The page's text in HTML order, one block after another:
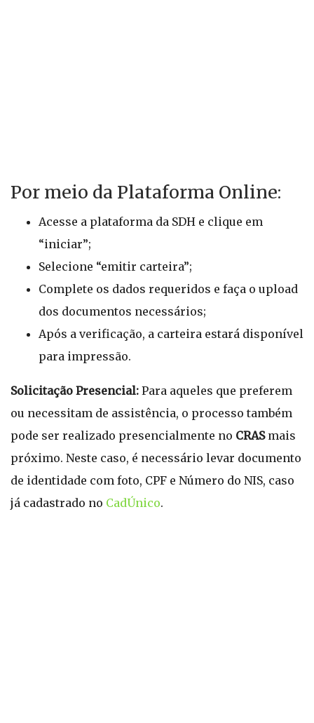
Por meio da Plataforma Online:
Acesse a plataforma da SDH e clique em
“iniciar”;
Selecione “emitir carteira”;
Complete os dados requeridos e faça o upload
dos documentos necessários;
Após a verificação, a carteira estará disponível
para impressão.
Solicitação Presencial: Para aqueles que preferem
ou necessitam de assistência, o processo também
pode ser realizado presencialmente no CRASmais
próximo. Neste caso, é necessário levar documento
de identidade com foto, CPF e Número do NIS, caso
já cadastrado no CadÚnico.